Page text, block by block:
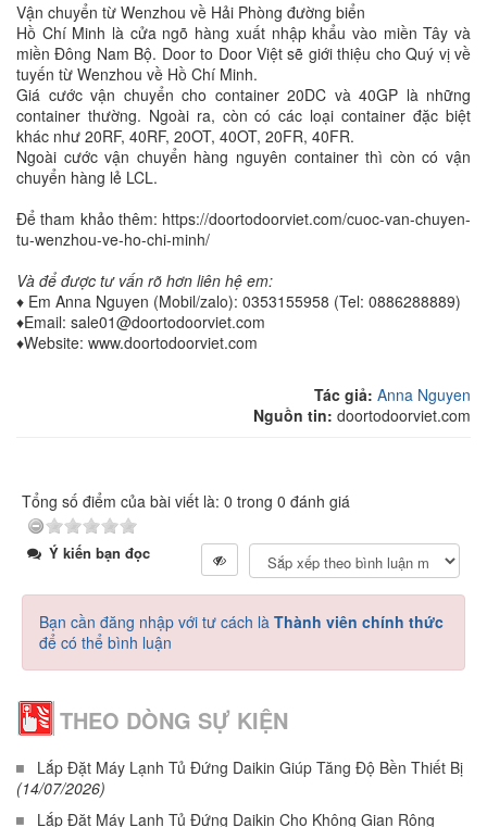
Vận chuyển từ Wenzhou về Hải Phòng đường biển
Hồ Chí Minh là cửa ngõ hàng xuất nhập khẩu vào miền Tây và
miền Đông Nam Bộ. Door to Door Việt sẽ giới thiệu cho Quý vị về
tuyến từ Wenzhou về Hồ Chí Minh.
Giá cước vận chuyển cho container 20DC và 40GP là những
container thường. Ngoài ra, còn có các loại container đặc biệt
khác như 20RF, 40RF, 20OT, 40OT, 20FR, 40FR.
Ngoài cước vận chuyển hàng nguyên container thì còn có vận
chuyển hàng lẻ LCL.
Để tham khảo thêm: https://doortodoorviet.com/cuoc-van-chuyen-
tu-wenzhou-ve-ho-chi-minh/
Và để được tư vấn rõ hơn liên hệ em:
♦ Em Anna Nguyen (Mobil/zalo): 0353155958 (Tel: 0886288889)
♦Email: sale01@doortodoorviet.com
♦Website: www.doortodoorviet.com
Tác giả: Anna Nguyen
Nguồn tin: doortodoorviet.com
Tổng số điểm của bài viết là: 0 trong 0 đánh giá
Ý kiến bạn đọc
Bạn cần đăng nhập với tư cách là Thành viên chính thức
để có thể bình luận
THEO DÒNG SỰ KIỆN
Lắp Đặt Máy Lạnh Tủ Đứng Daikin Giúp Tăng Độ Bền Thiết Bị
(14/07/2026)
Lắp Đặt Máy Lạnh Tủ Đứng Daikin Cho Không Gian Rộng